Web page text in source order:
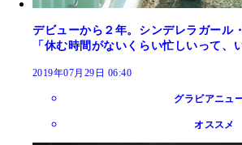
デビューから２年。シンデレラガール
「休む時間がないくらい忙しいって、
2019年07月29日 06:40
グラビアニュ
オススメ